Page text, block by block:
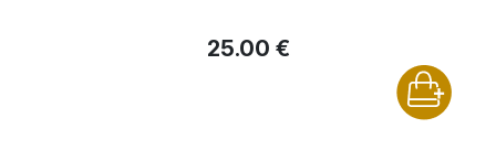
25.00 €